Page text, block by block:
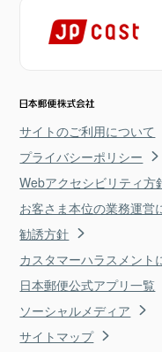
サイトのご利用について
プライバシーポリシー
Webアクセシビリティ方
お客さま本位の業務運営
勧誘方針
カスタマーハラスメント
日本郵便公式アプリ一覧
ソーシャルメディア
サイトマップ